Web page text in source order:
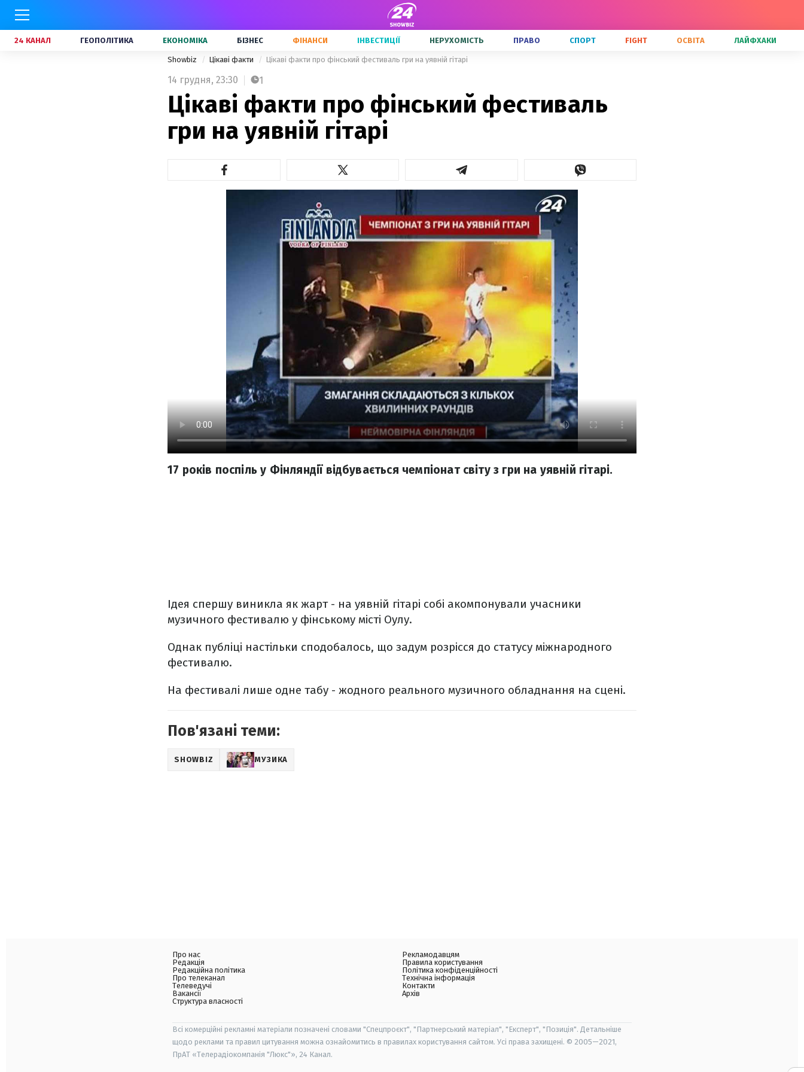
24 КАНАЛ ГЕОПОЛІТИКА ЕКОНОМІКА БІЗНЕС ФІНАНСИ ІНВЕСТИЦІЇ НЕРУХОМІСТЬ ПРАВО СПОРТ FIGHT ОСВІТА ЛАЙФХАКИ
Showbiz Цікаві факти Цікаві факти про фінський фестиваль гри на уявній гітарі
14 грудня, 23:30 1
Цікаві факти про фінський фестиваль
гри на уявній гітарі
17 років поспіль у Фінляндії відбувається чемпіонат світу з гри на уявній гітарі.
Ідея спершу виникла як жарт - на уявній гітарі собі акомпонували учасники
музичного фестивалю у фінському місті Оулу.
Однак публіці настільки сподобалось, що задум розрісся до статусу міжнародного
фестивалю.
На фестивалі лише одне табу - жодного реального музичного обладнання на сцені.
Пов'язані теми:
SHOWBIZ МУЗИКА
Про нас
Редакція
Редакційна політика
Про телеканал
Телеведучі
Вакансії
Структура власності
Рекламодавцям
Правила користування
Політика конфіденційності
Технічна інформація
Контакти
Архів
Всі комерційні рекламні матеріали позначені словами "Спецпроєкт", "Партнерський матеріал", "Експерт", "Позиція". Детальніше
щодо реклами та правил цитування можна ознайомитись в правилах користування сайтом. Усі права захищені. © 2005—2021,
ПрАТ «Телерадіокомпанія "Люкс"», 24 Канал.